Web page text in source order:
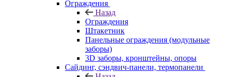
Ограждения
Назад
Ограждения
Штакетник
Панельные ограждения (модульные
заборы)
3D заборы, кронштейны, опоры
Cайдинг, сэндвич-панели, термопанели